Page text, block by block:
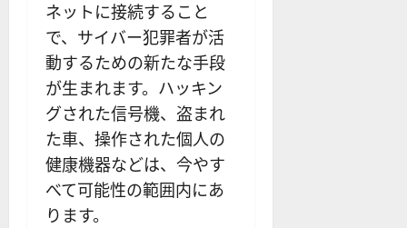
ネットに接続すること
で、サイバー犯罪者が活
動するための新たな手段
が生まれます。ハッキン
グされた信号機、盗まれ
た車、操作された個人の
健康機器などは、今やす
べて可能性の範囲内にあ
ります。